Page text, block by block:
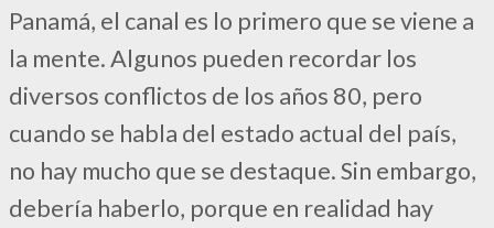
Panamá, el canal es lo primero que se viene a
la mente. Algunos pueden recordar los
diversos conflictos de los años 80, pero
cuando se habla del estado actual del país,
no hay mucho que se destaque. Sin embargo,
debería haberlo, porque en realidad hay